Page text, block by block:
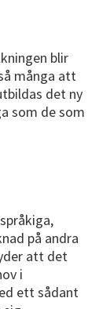
blir
många att
det ny
som de som
på andra
att det
i
ett sådant